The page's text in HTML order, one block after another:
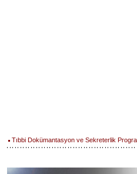
Tıbbi Dokümantasyon ve Sekreterlik